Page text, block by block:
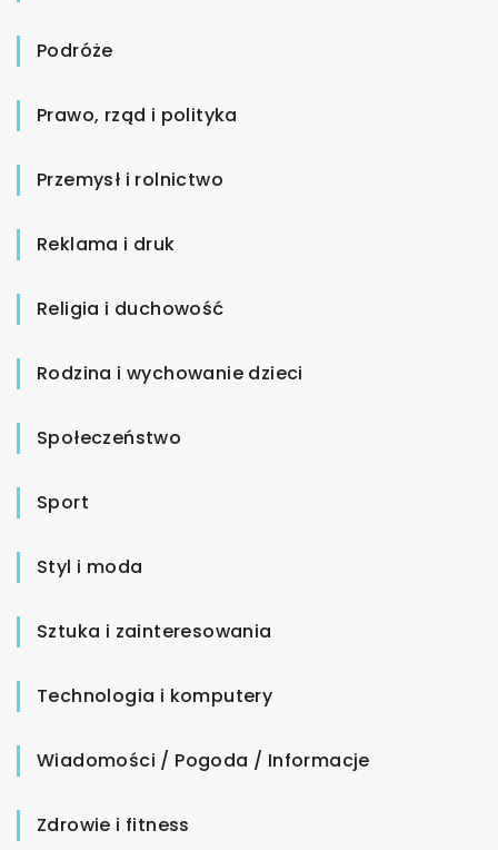
Podróże
Prawo, rząd i polityka
Przemysł i rolnictwo
Reklama i druk
Religia i duchowość
Rodzina i wychowanie dzieci
Społeczeństwo
Sport
Styl i moda
Sztuka i zainteresowania
Technologia i komputery
Wiadomości / Pogoda / Informacje
Zdrowie i fitness